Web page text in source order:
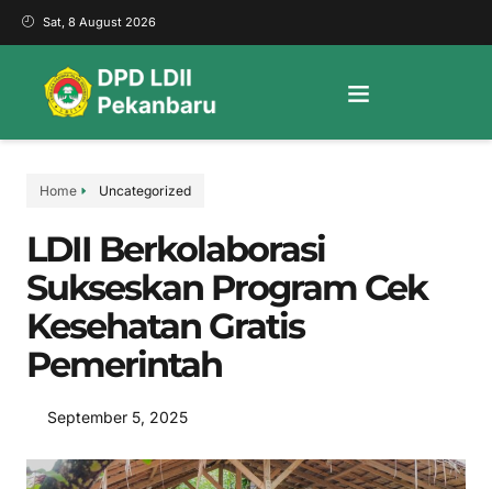
Sat, 8 August 2026
Home Uncategorized
LDII Berkolaborasi
Sukseskan Program Cek
Kesehatan Gratis
Pemerintah
September 5, 2025